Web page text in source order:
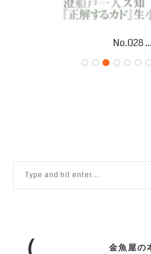
専門文芸誌
金魚屋の